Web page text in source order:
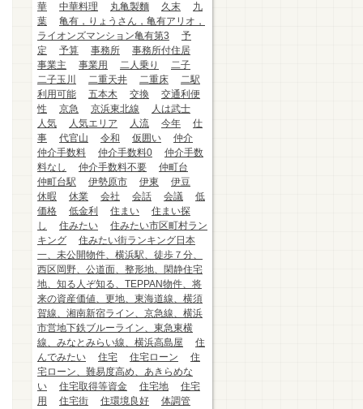
華
中華料理 丸亀製麵 久末
九
葉
亀有，りょうさん，亀有アリオ，
ライオンズマンション亀有第3
予
定
予算 事務所
事務所付住居
事業主
事業用 二人乗り
二子
二子玉川
二重天井 二重床
二駅
利用可能
五本木 交換
交通利便
性
京急 京浜東北線
人は武士
人気
人気エリア 人流 今年
仕
事
代官山 令和 仮囲い
仲介
仲介手数料
仲介手数料0
仲介手数
料なし
仲介手数料不要
仲町台
仲町台駅
伊勢原市 伊東
伊豆
休暇
休業 会社 会話 会議
低
価格
低金利 住まい
住まい探
し
住みたい
住みたい市区町村ラン
キング
住みたい街ランキング日本
一、未公開物件、横浜駅、徒歩７分、
西区岡野、公道面、整形地、閑静住宅
地、知る人ぞ知る、TEPPAN物件、将
来の資産価値、更地、東海道線、横須
賀線、湘南新宿ライン、京急線、横浜
市営地下鉄ブルーライン、東急東横
線、みなとみらい線、横浜高島屋
住
んでみたい
住宅 住宅ローン
住
宅ローン、難易度高め、あきらめな
い
住宅取得等資金 住宅地
住宅
用
住宅街 住環境良好
体調管